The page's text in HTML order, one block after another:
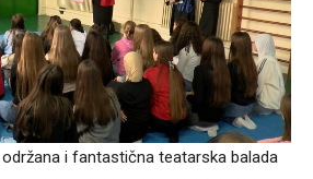
i fantastična teatarska balada